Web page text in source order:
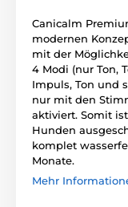
Canicalm
modernen
mit der
4 Modi (nur Ton,
Impuls, Ton und
nur mit den
aktiviert. Somit
Hunden
komplet
Monate.
Mehr